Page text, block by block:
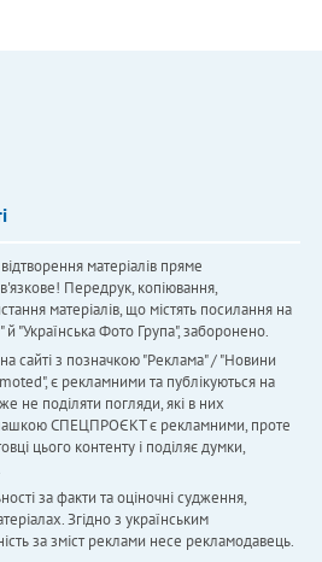
матеріалів пряме
Передрук, копіювання,
матеріалів, що містять посилання на
й "Українська Фото Група", заборонено.
сайті з позначкою "Реклама" / "Новини
є рекламними та публікуються на
не поділяти погляди, які в них
СПЕЦПРОЄКТ є рекламними, проте
цього контенту і поділяє думки,
за факти та оціночні судження,
Згідно з українським
за зміст реклами несе рекламодавець.